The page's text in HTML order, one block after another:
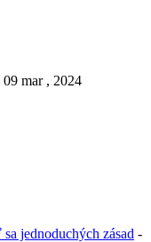
09 mar , 2024
jednoduchých zásad -